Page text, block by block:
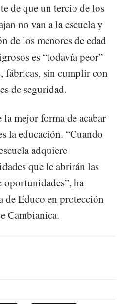
de que un tercio de los
no van a la escuela y
de los menores de edad
es “todavía peor”
fábricas, sin cumplir con
de seguridad.
mejor forma de acabar
la educación. “Cuando
adquiere
que le abrirán las
oportunidades”, ha
de Educo en protección
Cambianica.